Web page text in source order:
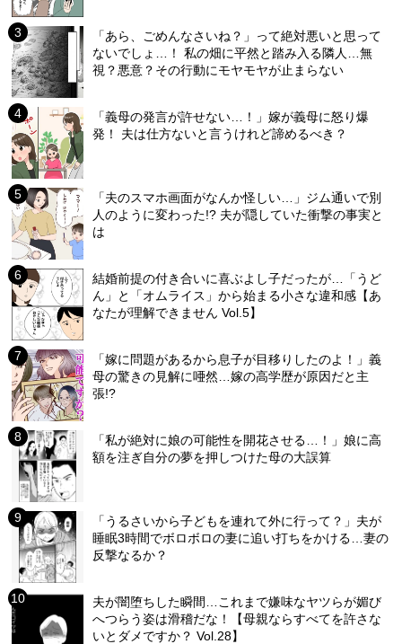
「あら、ごめんなさいね？」って絶対悪いと思って
ないでしょ…！ 私の畑に平然と踏み入る隣人…無
視？悪意？その行動にモヤモヤが止まらない
「義母の発言が許せない…！」嫁が義母に怒り爆
発！ 夫は仕方ないと言うけれど諦めるべき？
「夫のスマホ画面がなんか怪しい…」ジム通いで別
人のように変わった!? 夫が隠していた衝撃の事実と
は
結婚前提の付き合いに喜ぶよし子だったが…「うど
ん」と「オムライス」から始まる小さな違和感【あ
なたが理解できません Vol.5】
「嫁に問題があるから息子が目移りしたのよ！」義
母の驚きの見解に唖然…嫁の高学歴が原因だと主
張!?
「私が絶対に娘の可能性を開花させる…！」娘に高
額を注ぎ自分の夢を押しつけた母の大誤算
「うるさいから子どもを連れて外に行って？」夫が
睡眠3時間でボロボロの妻に追い打ちをかける…妻の
反撃なるか？
夫が闇堕ちした瞬間…これまで嫌味なヤツらが媚び
へつらう姿は滑稽だな！【母親ならすべてを許さな
いとダメですか？ Vol.28】